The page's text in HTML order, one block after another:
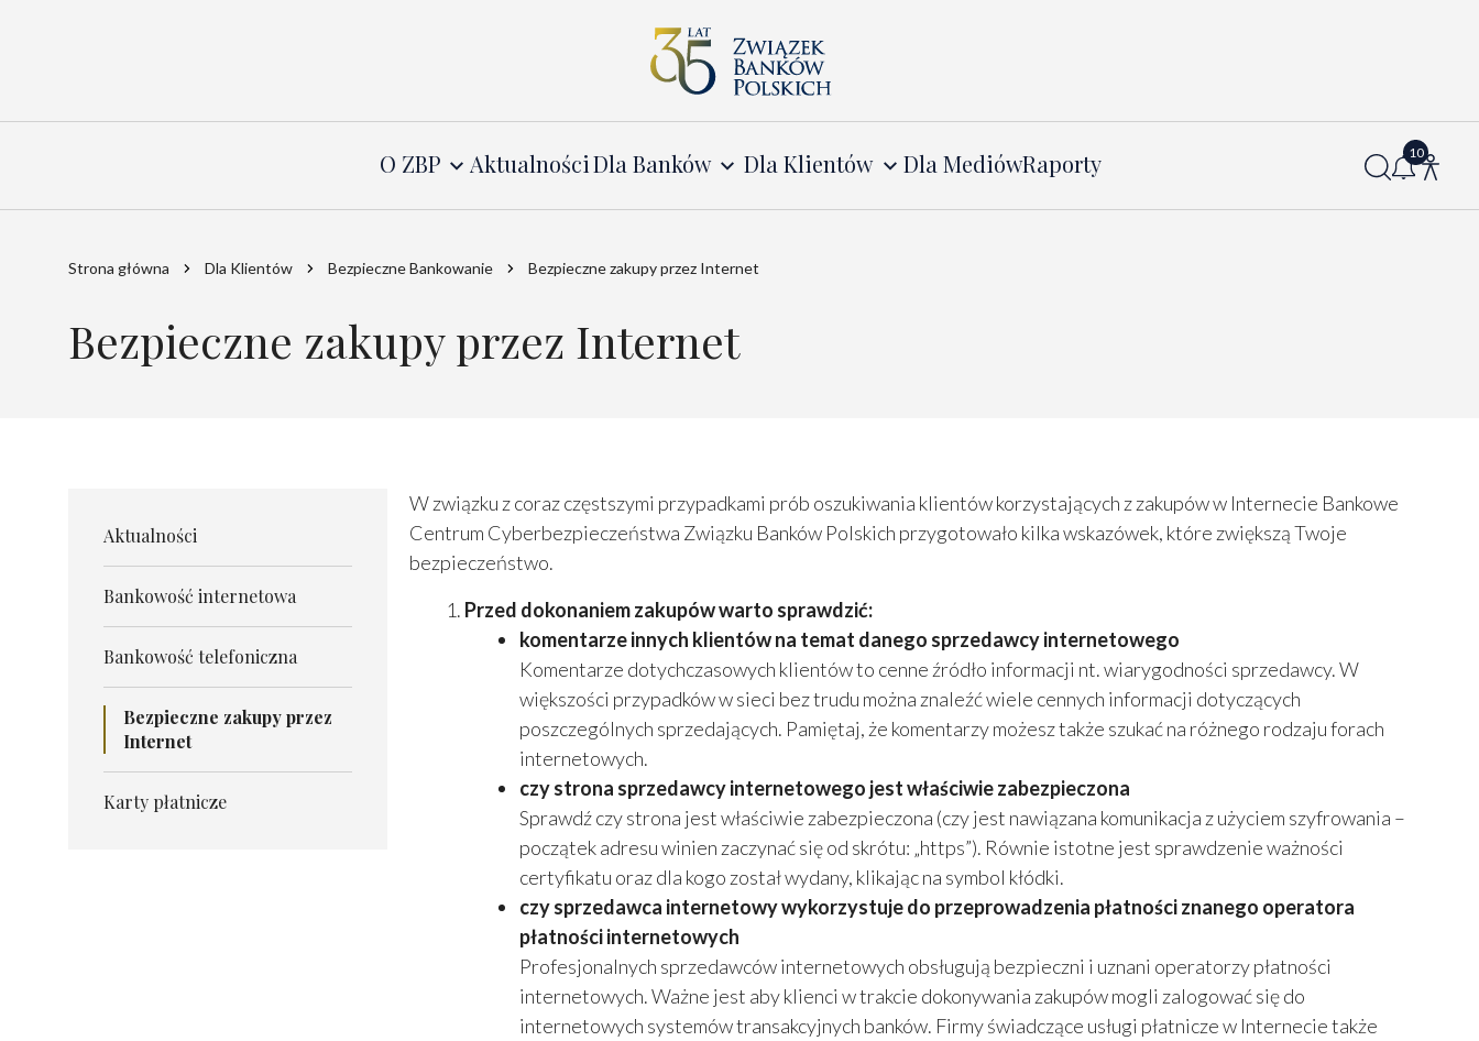
O ZBP AktualnościDla Banków Dla Klientów Dla MediówRaporty
Strona główna Dla Klientów Bezpieczne Bankowanie Bezpieczne zakupy przez Internet
Bezpieczne zakupy przez Internet
Aktualności
Bankowość internetowa
Bankowość telefoniczna
Bezpieczne zakupy przez
Internet
Karty płatnicze
W związku z coraz częstszymi przypadkami prób oszukiwania klientów korzystających z zakupów w Internecie Bankowe
Centrum Cyberbezpieczeństwa Związku Banków Polskich przygotowało kilka wskazówek, które zwiększą Twoje
bezpieczeństwo.
Przed dokonaniem zakupów warto sprawdzić:
komentarze innych klientów na temat danego sprzedawcy internetowego
Komentarze dotychczasowych klientów to cenne źródło informacji nt. wiarygodności sprzedawcy. W
większości przypadków w sieci bez trudu można znaleźć wiele cennych informacji dotyczących
poszczególnych sprzedających. Pamiętaj, że komentarzy możesz także szukać na różnego rodzaju forach
internetowych.
czy strona sprzedawcy internetowego jest właściwie zabezpieczona
Sprawdź czy strona jest właściwie zabezpieczona (czy jest nawiązana komunikacja z użyciem szyfrowania –
początek adresu winien zaczynać się od skrótu: „https”). Równie istotne jest sprawdzenie ważności
certyfikatu oraz dla kogo został wydany, klikając na symbol kłódki.
czy sprzedawca internetowy wykorzystuje do przeprowadzenia płatności znanego operatora
płatności internetowych
Profesjonalnych sprzedawców internetowych obsługują bezpieczni i uznani operatorzy płatności
internetowych. Ważne jest aby klienci w trakcie dokonywania zakupów mogli zalogować się do
internetowych systemów transakcyjnych banków. Firmy świadczące usługi płatnicze w Internecie także